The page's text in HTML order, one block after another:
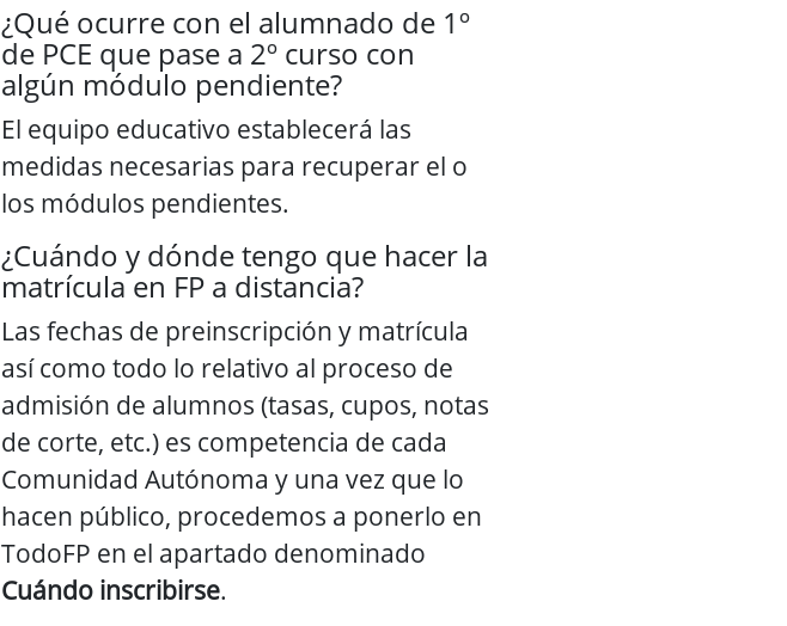
¿Qué ocurre con el alumnado de 1º
de PCE que pase a 2º curso con
algún módulo pendiente?
El equipo educativo establecerá las
medidas necesarias para recuperar el o
los módulos pendientes.
¿Cuándo y dónde tengo que hacer la
matrícula en FP a distancia?
Las fechas de preinscripción y matrícula
así como todo lo relativo al proceso de
admisión de alumnos (tasas, cupos, notas
de corte, etc.) es competencia de cada
Comunidad Autónoma y una vez que lo
hacen público, procedemos a ponerlo en
TodoFP en el apartado denominado
Cuándo inscribirse.